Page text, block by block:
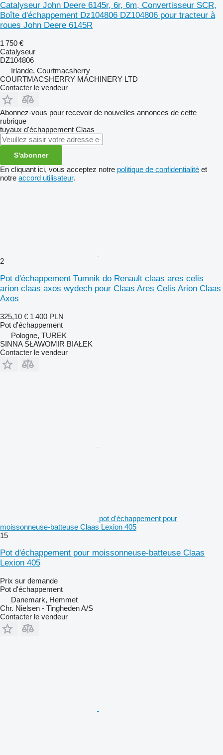
Catalyseur John Deere 6145r, 6r, 6m, Convertisseur SCR,
Boîte d'échappement Dz104806 DZ104806 pour tracteur à
roues John Deere 6145R
1 750 €
Catalyseur
DZ104806
Irlande, Courtmacsherry
COURTMACSHERRY MACHINERY LTD
Contacter le vendeur
Abonnez-vous pour recevoir de nouvelles annonces de cette
rubrique
tuyaux d'échappement Claas
S'abonner
En cliquant ici, vous acceptez notre politique de confidentialité et
notre accord utilisateur.
2
Pot d'échappement Tumnik do Renault claas ares celis
arion claas axos wydech pour Claas Ares Celis Arion Claas
Axos
325,10 € 1 400 PLN
Pot d'échappement
Pologne, TUREK
SINNA SŁAWOMIR BIAŁEK
Contacter le vendeur
pot d'échappement pour
moissonneuse-batteuse Claas Lexion 405
15
Pot d'échappement pour moissonneuse-batteuse Claas
Lexion 405
Prix sur demande
Pot d'échappement
Danemark, Hemmet
Chr. Nielsen - Tingheden A/S
Contacter le vendeur